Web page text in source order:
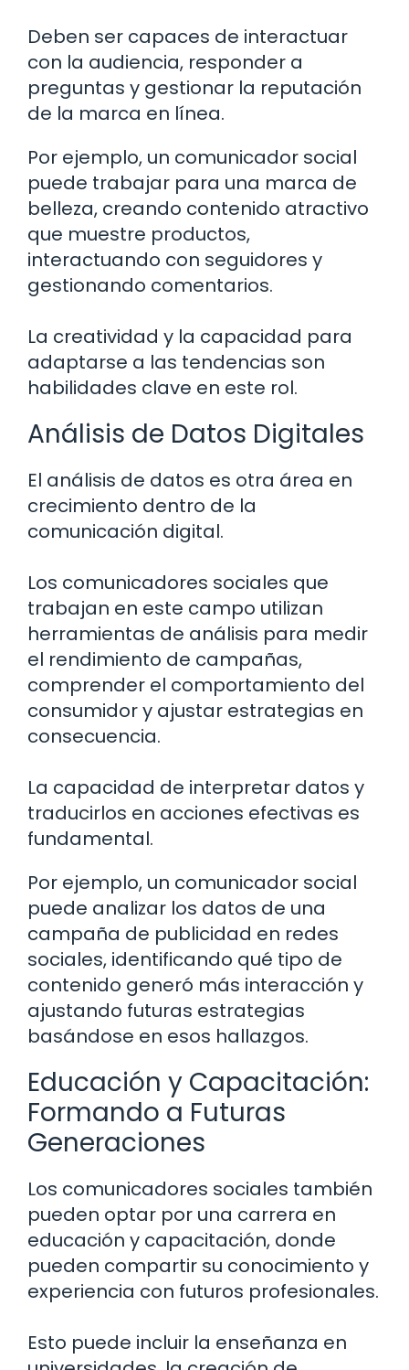
Deben ser capaces de interactuar
con la audiencia, responder a
preguntas y gestionar la reputación
de la marca en línea.
Por ejemplo, un comunicador social
puede trabajar para una marca de
belleza, creando contenido atractivo
que muestre productos,
interactuando con seguidores y
gestionando comentarios.
La creatividad y la capacidad para
adaptarse a las tendencias son
habilidades clave en este rol.
Análisis de Datos Digitales
El análisis de datos es otra área en
crecimiento dentro de la
comunicación digital.
Los comunicadores sociales que
trabajan en este campo utilizan
herramientas de análisis para medir
el rendimiento de campañas,
comprender el comportamiento del
consumidor y ajustar estrategias en
consecuencia.
La capacidad de interpretar datos y
traducirlos en acciones efectivas es
fundamental.
Por ejemplo, un comunicador social
puede analizar los datos de una
campaña de publicidad en redes
sociales, identificando qué tipo de
contenido generó más interacción y
ajustando futuras estrategias
basándose en esos hallazgos.
Educación y Capacitación:
Formando a Futuras
Generaciones
Los comunicadores sociales también
pueden optar por una carrera en
educación y capacitación, donde
pueden compartir su conocimiento y
experiencia con futuros profesionales.
Esto puede incluir la enseñanza en